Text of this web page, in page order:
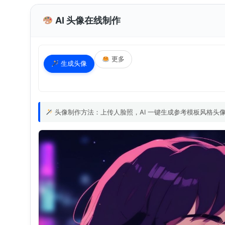
AI 头像在线制作
生成头像
更多
头像制作方法：上传人脸照，AI 一键生成参考模板风格头